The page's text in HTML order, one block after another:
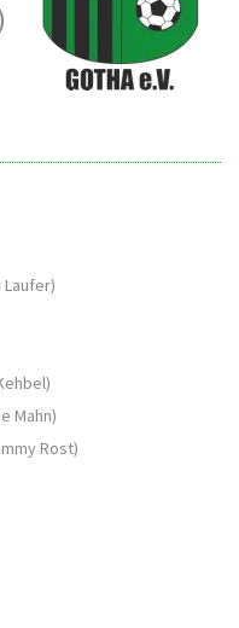
Laufer)
)
Mahn)
Rost)